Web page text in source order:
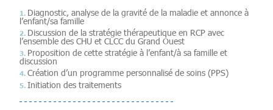
Diagnostic, analyse de la gravité de la maladie et annonce à
l’enfant/sa famille
​Discussion de la stratégie thérapeutique en RCP avec
l’ensemble des CHU et CLCC du Grand Ouest
Proposition de cette stratégie à l’enfant/à sa famille et
discussion
Création d’un programme personnalisé de soins (PPS)
Initiation des traitements